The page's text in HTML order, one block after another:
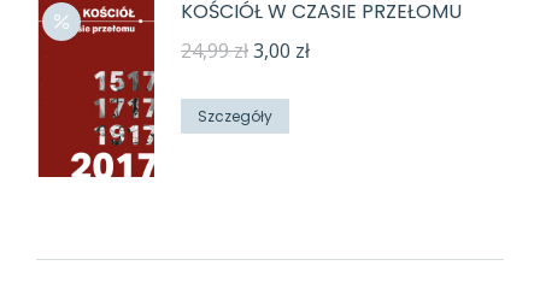
KOŚCIÓŁ W CZASIE PRZEŁOMU
24,99złPierwotna
wynosiła:
3,00 złAktualna
Szczegóły